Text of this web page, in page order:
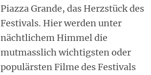
Piazza Grande, das Herzstück des
Festivals. Hier werden unter
nächtlichem Himmel die
mutmasslich wichtigsten oder
populärsten Filme des Festivals